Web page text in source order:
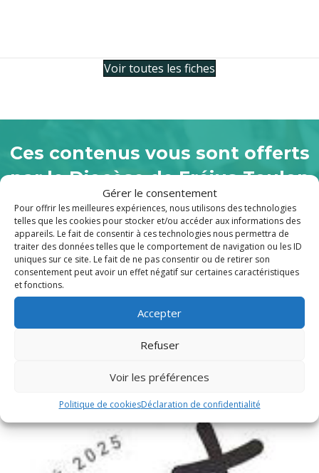
Gérer le consentement
Pour offrir les meilleures expériences, nous utilisons des technologies
telles que les cookies pour stocker et/ou accéder aux informations des
appareils. Le fait de consentir à ces technologies nous permettra de
traiter des données telles que le comportement de navigation ou les ID
uniques sur ce site. Le fait de ne pas consentir ou de retirer son
consentement peut avoir un effet négatif sur certaines caractéristiques
et fonctions.
Accepter
Refuser
Voir les préférences
Politique de cookiesDéclaration de confidentialité
Voir toutes les fiches
Ces contenus vous sont offerts
par le Diocèse de Fréjus-Toulon
Vous aussi, faites grandir l’Église. Donnez
au Denier.
Je soutiens
Publications récentes